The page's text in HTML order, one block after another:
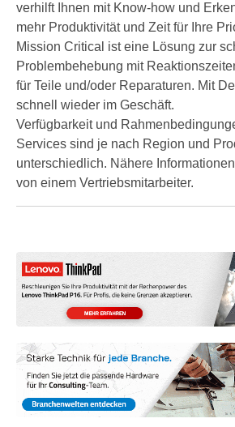
verhilft Ihnen mit Know-how und
mehr Produktivität und Zeit für Ihre
Mission Critical ist eine Lösung zur
Problembehebung mit
für Teile und/oder Reparaturen. Mit
schnell wieder im Geschäft.
Verfügbarkeit und
Services sind je nach Region und
unterschiedlich. Nähere
von einem Vertriebsmitarbeiter.